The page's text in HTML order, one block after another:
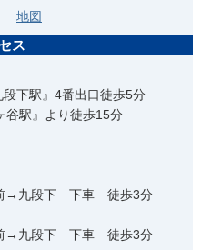
地図
ス
段下駅』4番出口徒歩5分
谷駅』より徒歩15分
→九段下 下車 徒歩3分
→九段下 下車 徒歩3分